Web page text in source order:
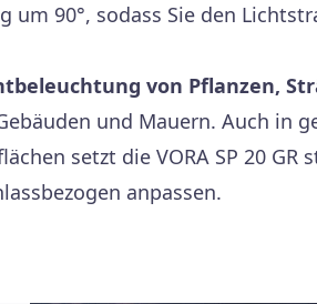
90°, sodass Sie den
von Pflanzen,
und Mauern. Auch in
setzt die VORA SP 20
anpassen.